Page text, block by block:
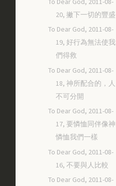
20, 撇下一切的豐盛
To Dear God, 2011-08-
19, 好行為無法使我
們得救
To Dear God, 2011-08-
18, 神所配合的，人
不可分開
To Dear God, 2011-08-
17, 要憐恤同伴像神
憐恤我們一樣
To Dear God, 2011-08-
16, 不要與人比較
To Dear God, 2011-08-